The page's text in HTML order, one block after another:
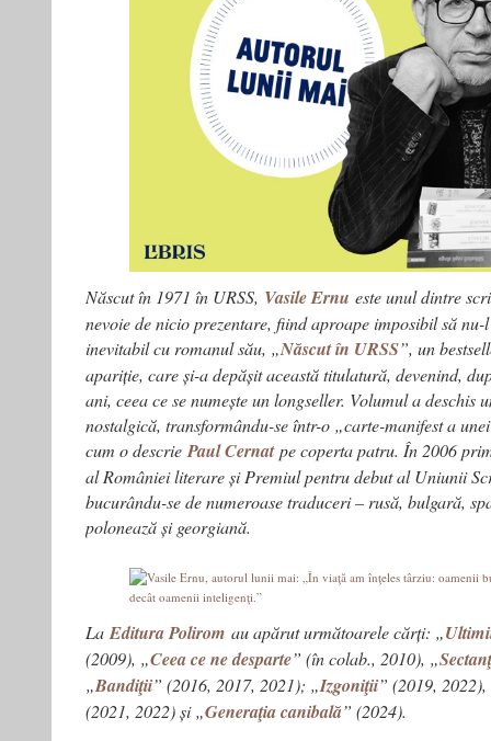
Născut în 1971 în URSS, Vasile Ernu este unul dintre
nevoie de nicio prezentare, fiind aproape imposibil să
inevitabil cu romanul său, „Născut în URSS”, un
apariție, care și-a depășit această titulatură, devenind,
ani, ceea ce se numește un longseller. Volumul a deschis
nostalgică, transformându-se într-o „carte-manifest a
cum o descrie Paul Cernatpe coperta patru. În 2006
al României literare și Premiul pentru debut al Uniunii
bucurându-se de numeroase traduceri – rusă, bulgară,
polonează și georgiană.
La Editura Polirom au apărut următoarele cărți: „
(2009), „Ceea ce ne desparte” (în colab., 2010), „
„Bandiţii” (2016, 2017, 2021); „Izgoniţii” (2019,
(2021, 2022) și „Generaţia canibală” (2024).